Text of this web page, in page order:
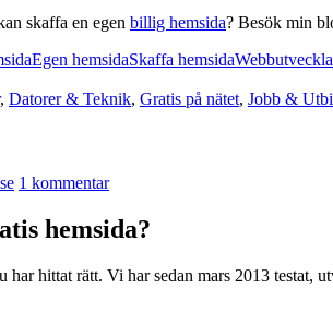
skaffa en egen billig hemsida? Besök min
Egen hemsidaSkaffa hemsida
, Datorer & Teknik, Gratis på nätet, Jobb &
1 kommentar
hemsida?
har hittat rätt. Vi har sedan mars 2013 testat,